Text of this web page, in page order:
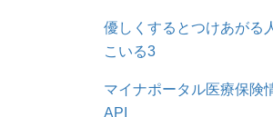
優しくするとつけあがる
こいる3
マイナポータル医療保険
API